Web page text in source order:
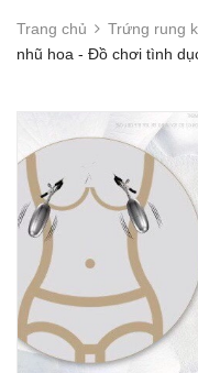
Trang chủ Trứng rung
nhũ hoa - Đồ chơi tình